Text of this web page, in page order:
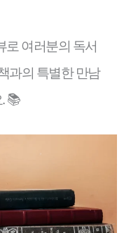
로 여러분의 독서
과의 특별한 만남
📚